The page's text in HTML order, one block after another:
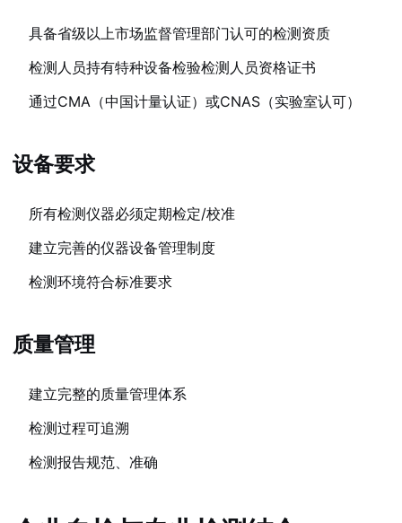
具备省级以上市场监督管理部门认可的检测资质
检测人员持有特种设备检验检测人员资格证书
通过CMA（中国计量认证）或CNAS（实验室认可）
设备要求
所有检测仪器必须定期检定/校准
建立完善的仪器设备管理制度
检测环境符合标准要求
质量管理
建立完整的质量管理体系
检测过程可追溯
检测报告规范、准确